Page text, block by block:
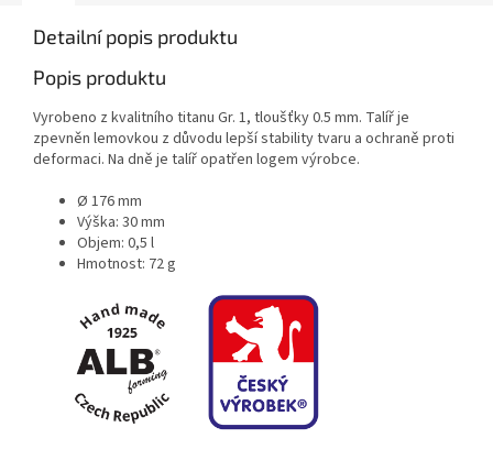
Detailní popis produktu
Popis produktu
Vyrobeno z kvalitního titanu Gr. 1, tloušťky 0.5 mm. Talíř je
zpevněn lemovkou z důvodu lepší stability tvaru a ochraně proti
deformaci. Na dně je talíř opatřen logem výrobce.
Ø 176 mm
Výška: 30 mm
Objem: 0,5 l
Hmotnost: 72 g